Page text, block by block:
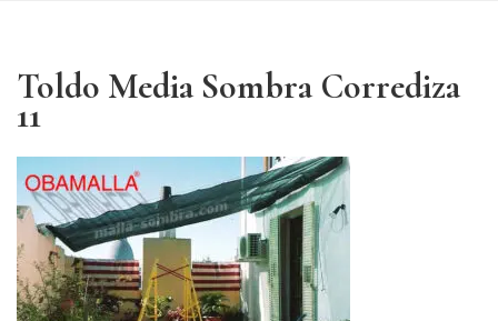
Toldo Media Sombra Corrediza
11